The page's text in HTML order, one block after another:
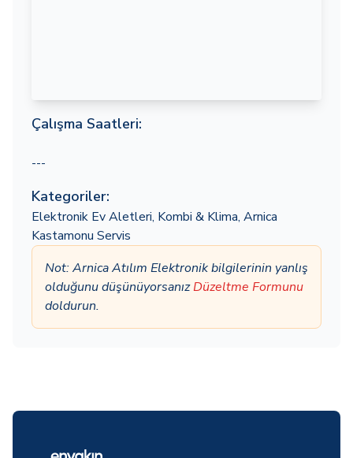
Çalışma Saatleri:
---
Kategoriler:
Elektronik Ev Aletleri, Kombi & Klima, Arnica
Kastamonu Servis
Not: Arnica Atılım Elektronik bilgilerinin yanlış
olduğunu düşünüyorsanızDüzeltme Formunu
doldurun.